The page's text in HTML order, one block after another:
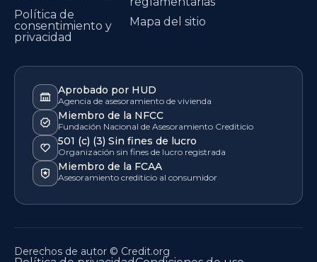
Política de
consentimiento y
privacidad
Mapa del sitio
Aprobado por HUD
Agencia de asesoramiento de vivienda
Miembro de la NFCC
Fundación Nacional de Asesoramiento Crediticio
501 (c) (3) Sin fines de lucro
Organización sin fines de lucro registrada
Miembro de la FCAA
Asesoramiento crediticio al consumidor
Derechos de autor © Credit.org